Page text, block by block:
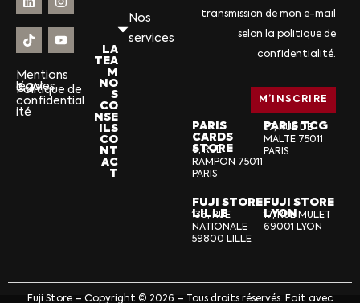
Mentions
légales
CGV
Politique de
confidential
ité
Nos
services
LA
TEA
M
NO
S
CO
NSE
ILS
CO
NT
AC
T
transmission de mon e-mail
selon la politique de
confidentialité.
PARIS
CARDS
STORE
6, RUE
RAMPON 75011
PARIS
PARIS TCG
57, RUE DE
MALTE 75011
PARIS
FUJI STORE
LILLE
136, RUE
NATIONALE
59800 LILLE
FUJI STORE
LYON
17, RUE MULET
69001 LYON
Fuji Store – Copyright © 2026 – Tous droits réservés. Fait avec